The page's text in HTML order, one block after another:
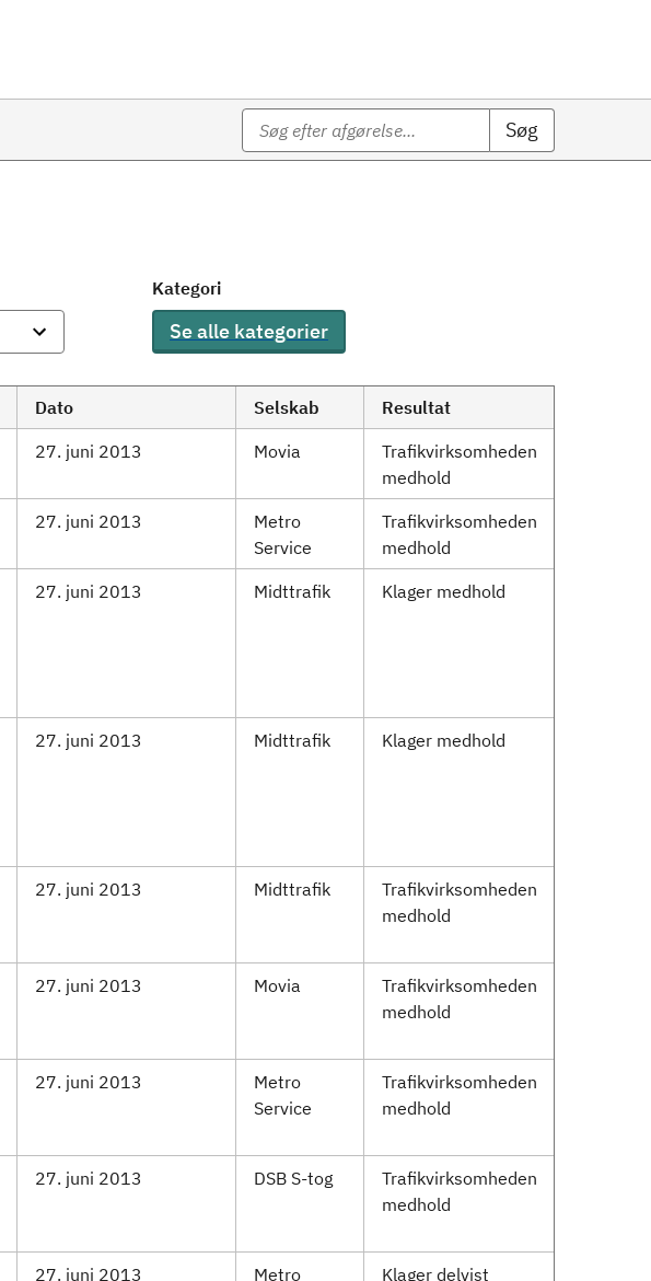
Søg
Kategori
Se alle kategorier
Dato Selskab
Resultat
27. juni 2013 Movia
Trafikvirksomheden
medhold
27. juni 2013
Metro
Service
Trafikvirksomheden
medhold
27. juni 2013 Midttrafik Klager medhold
27. juni 2013 Midttrafik Klager medhold
27. juni 2013 Midttrafik
Trafikvirksomheden
medhold
27. juni 2013 Movia
Trafikvirksomheden
medhold
27. juni 2013
Metro
Service
Trafikvirksomheden
medhold
27. juni 2013 DSB S-tog
Trafikvirksomheden
medhold
27. juni 2013
Metro
Klager delvist